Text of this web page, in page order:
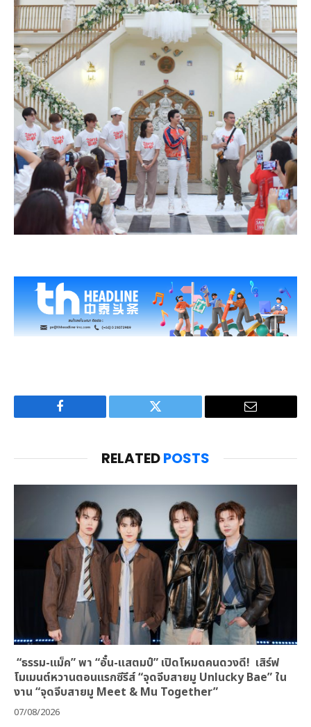
Facebook Twitter Email
RELATEDPOSTS
“ธรรม-แม็ค” พา “อั๋น-แสตมป์” เปิดโหมดคนดวงดี! เสิร์ฟ
โมเมนต์หวานตอนแรกซีรีส์ “จุดจีบสายมู Unlucky Bae” ใน
งาน “จุดจีบสายมู Meet & Mu Together”
07/08/2026